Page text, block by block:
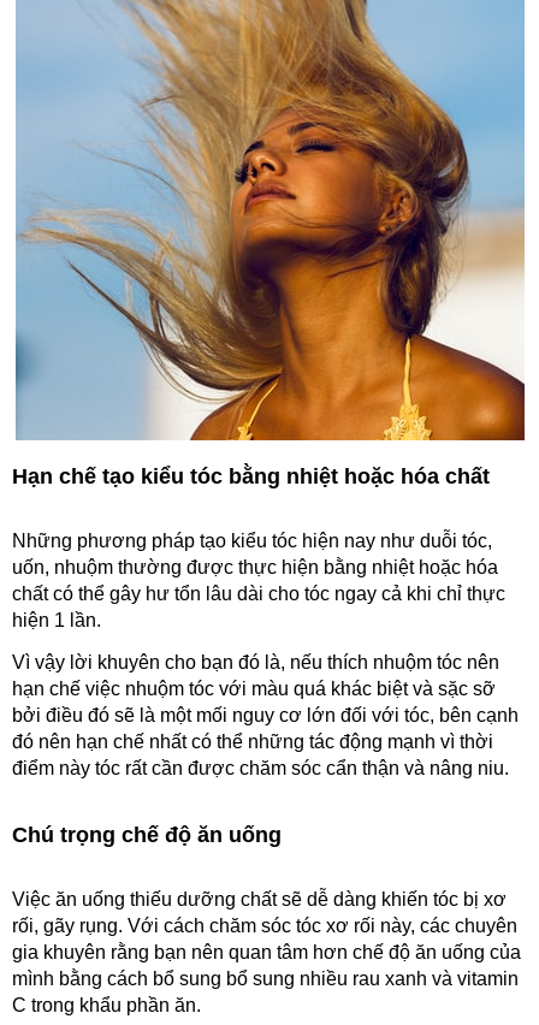
Hạn chế tạo kiểu tóc bằng nhiệt hoặc hóa chất
Những phương pháp tạo kiểu tóc hiện nay như duỗi tóc,
uốn, nhuộm thường được thực hiện bằng nhiệt hoặc hóa
chất có thể gây hư tổn lâu dài cho tóc ngay cả khi chỉ thực
hiện 1 lần.
Vì vậy lời khuyên cho bạn đó là, nếu thích nhuộm tóc nên
hạn chế việc nhuộm tóc với màu quá khác biệt và sặc sỡ
bởi điều đó sẽ là một mối nguy cơ lớn đối với tóc, bên cạnh
đó nên hạn chế nhất có thể những tác động mạnh vì thời
điểm này tóc rất cần được chăm sóc cẩn thận và nâng niu.
Chú trọng chế độ ăn uống
Việc ăn uống thiếu dưỡng chất sẽ dễ dàng khiến tóc bị xơ
rối, gãy rụng. Với cách chăm sóc tóc xơ rối này, các chuyên
gia khuyên rằng bạn nên quan tâm hơn chế độ ăn uống của
mình bằng cách bổ sung bổ sung nhiều rau xanh và vitamin
C trong khẩu phần ăn.